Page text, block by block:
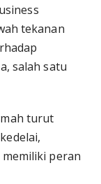
tekanan
salah satu
turut
peran